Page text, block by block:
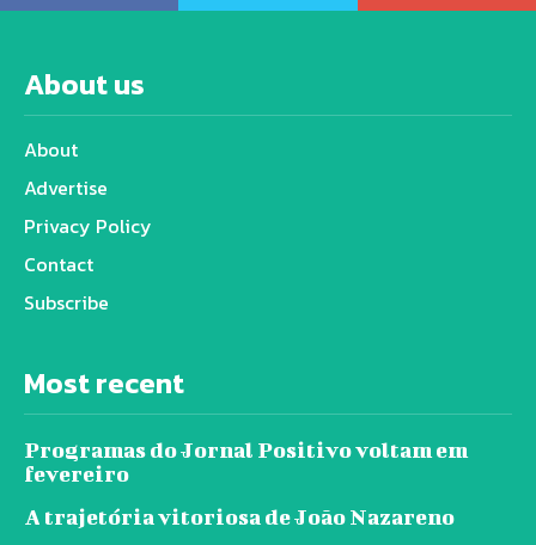
About us
About
Advertise
Privacy Policy
Contact
Subscribe
Most recent
Programas do Jornal Positivo voltam em
fevereiro
A trajetória vitoriosa de João Nazareno